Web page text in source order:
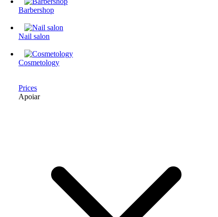
Barbershop
Nail salon
Cosmetology
Prices
Apoiar